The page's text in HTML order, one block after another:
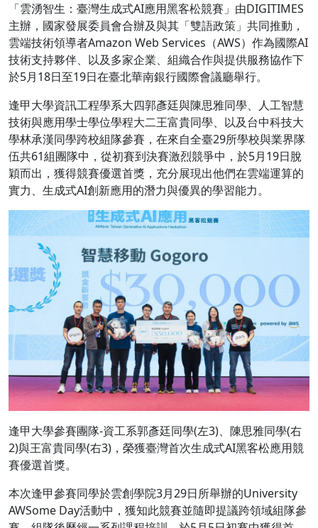
「雲湧智生：臺灣生成式AI應用黑客松競賽」由DIGITIMES
主辦，國家發展委員會合辦及與其「雙語政策」共同推動，
雲端技術領導者Amazon Web Services（AWS）作為國際AI
技術支持夥伴、以及多家企業、組織合作與提供服務協作下
於5月18日至19日在臺北華南銀行國際會議廳舉行。
逢甲大學資訊工程學系大四郭彥廷與陳思雅同學、人工智慧
技術與應用學士學位學程大二王富貴同學、以及台中科技大
學林承漢同學跨校組隊參賽，在來自全臺29所學校與業界隊
伍共61組團隊中，從初賽到決賽激烈競爭中，於5月19日脫
穎而出，獲得競賽優選首獎，充分展現出他們在雲端運算的
實力、生成式AI創新應用的潛力與優異的學習能力。
逢甲大學參賽團隊-資工系郭彥廷同學(左3)、陳思雅同學(右
2)與王富貴同學(右3)，榮獲臺灣首次生成式AI黑客松應用競
賽優選首獎。
本次逢甲參賽同學於雲創學院3月29日所舉辦的University
AWSome Day活動中，獲知此競賽並隨即提議跨領域組隊參